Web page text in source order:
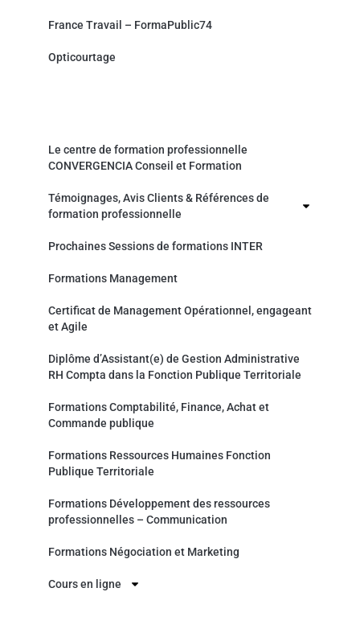
France Travail – FormaPublic74
Opticourtage
Le centre de formation professionnelle
CONVERGENCIA Conseil et Formation
Témoignages, Avis Clients & Références de
formation professionnelle
Prochaines Sessions de formations INTER
Formations Management
Certificat de Management Opérationnel, engageant
et Agile
Diplôme d’Assistant(e) de Gestion Administrative
RH Compta dans la Fonction Publique Territoriale
Formations Comptabilité, Finance, Achat et
Commande publique
Formations Ressources Humaines Fonction
Publique Territoriale
Formations Développement des ressources
professionnelles – Communication
Formations Négociation et Marketing
Cours en ligne